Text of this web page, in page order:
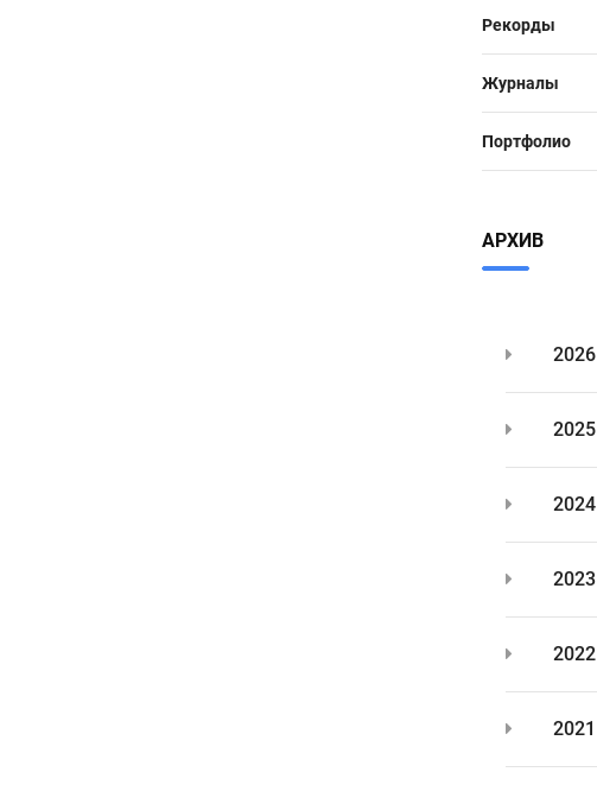
Рекорды
Журналы
Портфолио
АРХИВ
2026
2025
2024
2023
2022
2021